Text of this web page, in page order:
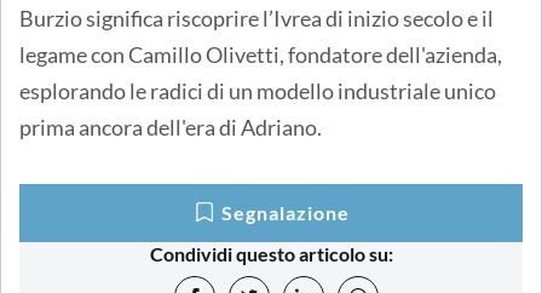
Burzio significa riscoprire l’Ivrea di inizio secolo e il
legame con Camillo Olivetti, fondatore dell'azienda,
esplorando le radici di un modello industriale unico
prima ancora dell'era di Adriano.
Segnalazione
Condividi questo articolo su: